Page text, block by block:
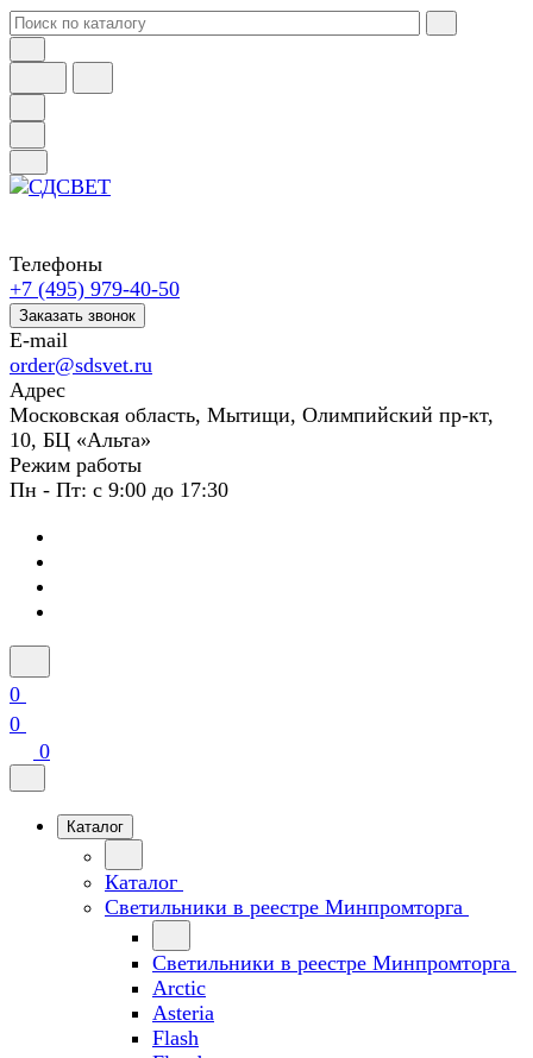
Телефоны
+7 (495) 979-40-50
Заказать звонок
E-mail
order@sdsvet.ru
Адрес
Московская область, Мытищи, Олимпийский пр-кт,
10, БЦ «Альта»
Режим работы
Пн - Пт: с 9:00 до 17:30
0
0
0
Каталог
Каталог
Светильники в реестре Минпромторга
Светильники в реестре Минпромторга
Arctic
Asteria
Flash